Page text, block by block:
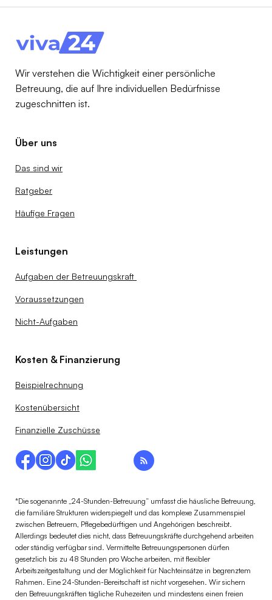
24-Stunden-Pflege: Räumliche
Wir verstehen die Wichtigkeit einer persönliche
Betreuung, die auf Ihre individuellen Bedürfnisse
zugeschnitten ist.
Über uns
Das sind wir
Ratgeber
Häufige Fragen
Leistungen
Aufgaben der Betreuungskraft
Voraussetzungen
Nicht-Aufgaben
Kosten & Finanzierung
Beispielrechnung
Kostenübersicht
Finanzielle Zuschüsse
*Die sogenannte „24-Stunden-Betreuung“ umfasst die häusliche Betreuung,
die familiäre Strukturen widerspiegelt und das komplexe Zusammenspiel
zwischen Betreuern, Pflegebedürftigen und Angehörigen beschreibt.
Allerdings bedeutet dies nicht, dass Betreuungskräfte durchgehend arbeiten
oder ständig verfügbar sind. Vermittelte Betreuungspersonen dürfen
gesetzlich bis zu 48 Stunden pro Woche arbeiten, mit flexibler
Arbeitszeitgestaltung und der Möglichkeit für Nachteinsätze in begrenztem
Rahmen. Eine 24-Stunden-Bereitschaft ist nicht vorgesehen. Wir sichern
den Betreuungskräften tägliche Ruhezeiten und mindestens einen freien